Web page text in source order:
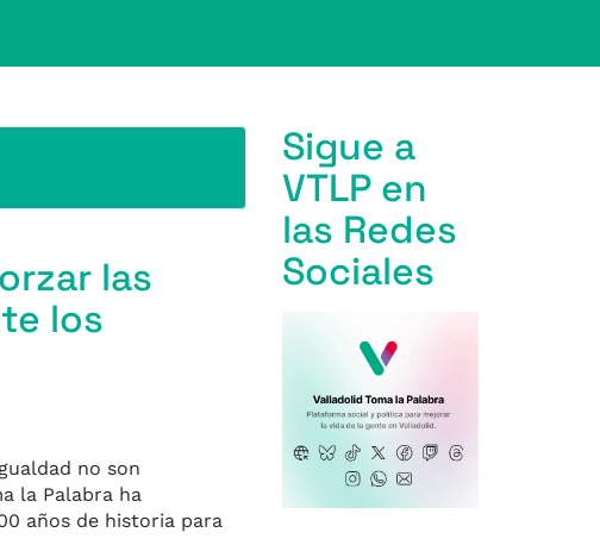
las
los
no son
la Palabra ha
años de historia para
Sigue a
VTLP en
las Redes
Sociales